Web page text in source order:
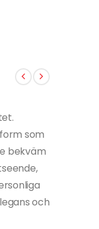
som
bekväm
och